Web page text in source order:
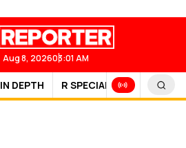
Aug 8, 202603:01 AM
IN DEPTH R SPECIAL SPORTS